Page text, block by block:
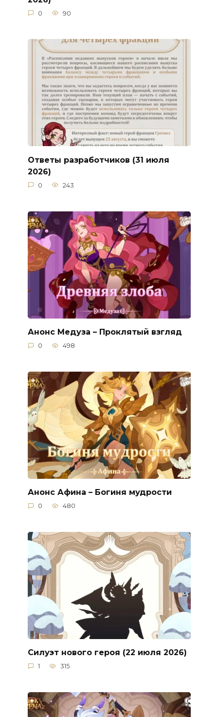
0 90
Ответы разработчиков (31 июля
2026)
0 243
Анонс Медуза – Проклятый взгляд
0 498
Анонс Афина – Богиня мудрости
0 480
Силуэт нового героя (22 июля 2026)
1 315